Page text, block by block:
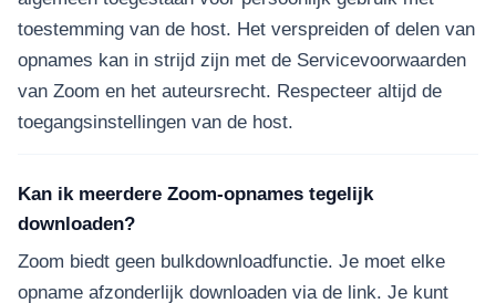
toestemming van de host. Het verspreiden of delen van
opnames kan in strijd zijn met de Servicevoorwaarden
van Zoom en het auteursrecht. Respecteer altijd de
toegangsinstellingen van de host.
Kan ik meerdere Zoom-opnames tegelijk
downloaden?
Zoom biedt geen bulkdownloadfunctie. Je moet elke
opname afzonderlijk downloaden via de link. Je kunt